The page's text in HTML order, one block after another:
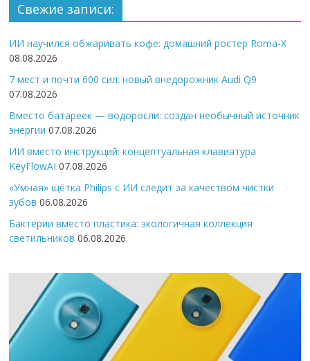
Свежие записи:
ИИ научился обжаривать кофе: домашний ростер Roma-X
08.08.2026
7 мест и почти 600 сил: новый внедорожник Audi Q9
07.08.2026
Вместо батареек — водоросли: создан необычный источник
энергии 07.08.2026
ИИ вместо инструкций: концептуальная клавиатура
KeyFlowAI 07.08.2026
«Умная» щётка Philips с ИИ следит за качеством чистки
зубов 06.08.2026
Бактерии вместо пластика: экологичная коллекция
светильников 06.08.2026